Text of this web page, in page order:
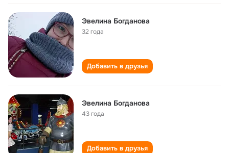
Эвелина Богданова
32 года
Добавить в друзья
Эвелина Богданова
43 года
Добавить в друзья